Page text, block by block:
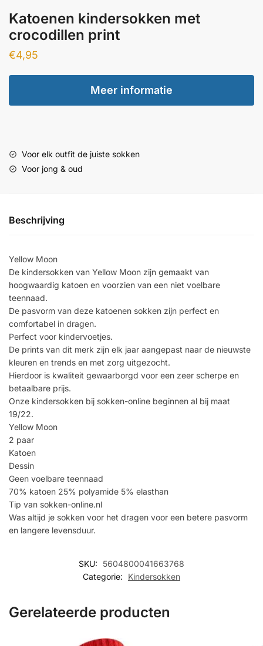
Katoenen kindersokken met
crocodillen print
€4,95
Meer informatie
Voor elk outfit de juiste sokken
Voor jong & oud
Beschrijving
Yellow Moon
De kindersokken van Yellow Moon zijn gemaakt van
hoogwaardig katoen en voorzien van een niet voelbare
teennaad.
De pasvorm van deze katoenen sokken zijn perfect en
comfortabel in dragen.
Perfect voor kindervoetjes.
De prints van dit merk zijn elk jaar aangepast naar de nieuwste
kleuren en trends en met zorg uitgezocht.
Hierdoor is kwaliteit gewaarborgd voor een zeer scherpe en
betaalbare prijs.
Onze kindersokken bij sokken-online beginnen al bij maat
19/22.
Yellow Moon
2 paar
Katoen
Dessin
Geen voelbare teennaad
70% katoen 25% polyamide 5% elasthan
Tip van sokken-online.nl
Was altijd je sokken voor het dragen voor een betere pasvorm
en langere levensduur.
SKU:
5604800041663768
Categorie:
Kindersokken
Gerelateerde producten